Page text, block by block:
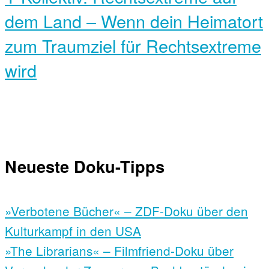
dem Land – Wenn dein Heimatort
zum Traumziel für Rechtsextreme
wird
Neueste Doku-Tipps
»Verbotene Bücher« – ZDF-Doku über den
Kulturkampf in den USA
»The Librarians« – Filmfriend-Doku über